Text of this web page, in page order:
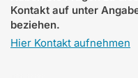
Kontakt auf unter
beziehen.
Hier Kontakt aufnehmen